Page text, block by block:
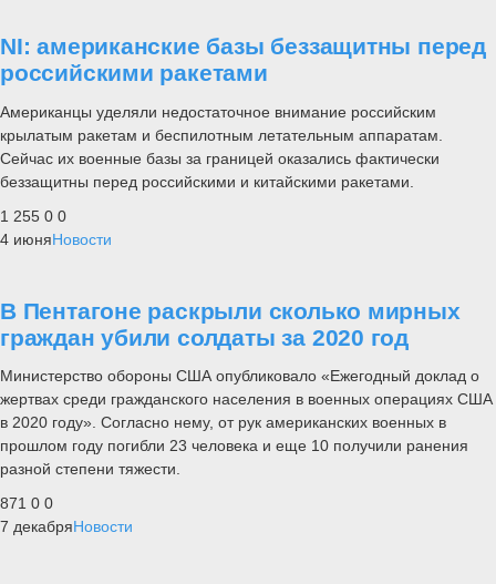
NI: американские базы беззащитны перед
российскими ракетами
Американцы уделяли недостаточное внимание российским
крылатым ракетам и беспилотным летательным аппаратам.
Сейчас их военные базы за границей оказались фактически
беззащитны перед российскими и китайскими ракетами.
1 255 0 0
4 июняНовости
В Пентагоне раскрыли сколько мирных
граждан убили солдаты за 2020 год
Министерство обороны США опубликовало «Ежегодный доклад о
жертвах среди гражданского населения в военных операциях США
в 2020 году». Согласно нему, от рук американских военных в
прошлом году погибли 23 человека и еще 10 получили ранения
разной степени тяжести.
871 0 0
7 декабряНовости